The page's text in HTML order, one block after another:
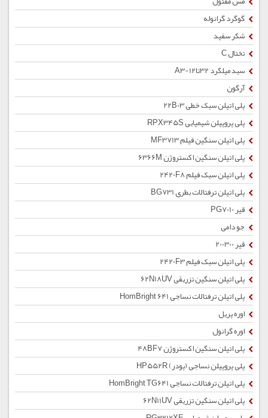
گوگرد گرانوله
شکر سفید
تختال C
سبد میلگرد 32تا12-A3
آرگون
پلی اتیلن سبک خطی 22B03
پلی پروپیلن شیمیایی RPX345S
پلی اتیلن سنگین فیلم MF3713
پلی اتیلن سنگین اکستروژن 6366M
پلی اتیلن سبک فیلم 2420F8
پلی اتیلن ترفتالات بطری BG731
قیر PG7010
جو دامی
قیر 200300
پلی اتیلن سبک فیلم 2420F3
پلی اتیلن سنگین تزریقی 62N18UV
پلی اتیلن ترفتالات نساجی HomBright 641
اوره پریل
اوره گرانول
پلی اتیلن سنگین اکستروژن 48BF7
پلی پروپیلن نساجی (پودر) HP552R
پلی اتیلن ترفتالات نساجی HomBright TG641
پلی اتیلن سنگین تزریقی 62N11UV